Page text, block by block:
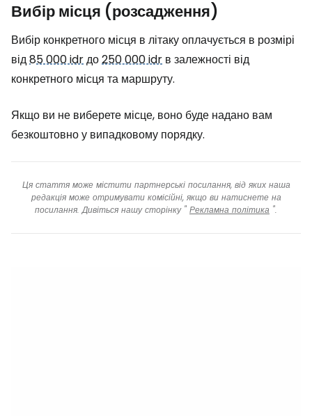
Вибір місця (розсадження)
Вибір конкретного місця в літаку оплачується в розмірі
від85 000 idrдо250 000 idr в залежності від
конкретного місця та маршруту.
Якщо ви не виберете місце, воно буде надано вам
безкоштовно у випадковому порядку.
Ця стаття може містити партнерські посилання, від яких наша
редакція може отримувати комісійні, якщо ви натиснете на
посилання. Дивіться нашу сторінку " Рекламна політика ".